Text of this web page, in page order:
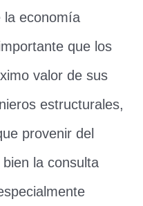
la economía
que los
valor de sus
estructurales,
provenir del
la consulta